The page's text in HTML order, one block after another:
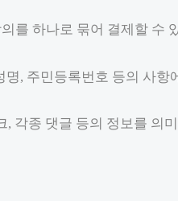
하나로 묶어 결제할 수
, 주민등록번호 등의 사항
각종 댓글 등의 정보를 의